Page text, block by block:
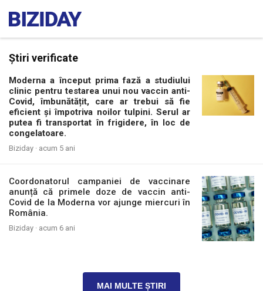
Știri verificate
Moderna a început prima fază a studiului
clinic pentru testarea unui nou vaccin anti-
Covid, îmbunătățit, care ar trebui să fie
eficient și împotriva noilor tulpini. Serul ar
putea fi transportat în frigidere, în loc de
congelatoare.
Biziday · acum 5 ani
Coordonatorul campaniei de vaccinare
anunță că primele doze de vaccin anti-
Covid de la Moderna vor ajunge miercuri în
România.
Biziday · acum 6 ani
MAI MULTE ȘTIRI